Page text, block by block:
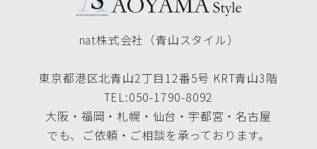
nat株式会社（青山スタイル）
東京都港区北青山2丁目12番5号 KRT青山3階
TEL:050-1790-8092
大阪・福岡・札幌・仙台・宇都宮・名古屋
でも、ご依頼・ご相談を承っております。